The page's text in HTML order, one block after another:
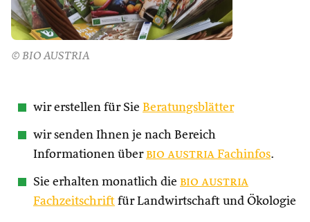
© BIO AUSTRIA
wir erstellen für Sie Beratungsblätter
wir senden Ihnen je nach Bereich
Informationen über bio austria Fachinfos.
Sie erhalten monatlich die bio austria
Fachzeitschrift für Landwirtschaft und Ökologie